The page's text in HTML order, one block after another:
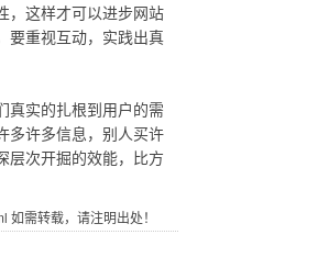
，这样才可以进步网站
要重视互动，实践出真
实的扎根到用户的需
多许多信息，别人买许
层次开掘的效能，比方
需转载，请注明出处！